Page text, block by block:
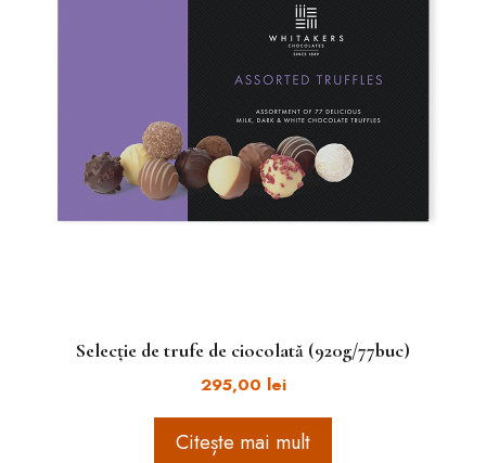
Selecție de trufe de ciocolată (920g/77buc)
295,00 lei
Citește mai mult